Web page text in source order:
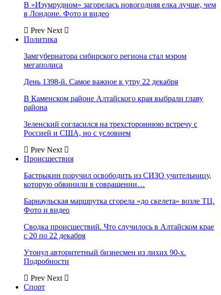
В «Изумрудном» загорелась новогодняя елка лучше, чем
в Лондоне. Фото и видео
Prev Next
Политика
Замгубернатора сибирского региона стал мэром
мегаполиса
День 1398-й. Самое важное к утру 22 декабря
В Каменском районе Алтайского края выбрали главу
района
Зеленский согласился на трехстороннюю встречу с
Россией и США, но с условием
Prev Next
Происшествия
Бастрыкин поручил освободить из СИЗО учительницу,
которую обвинили в совращении…
Барнаульская маршрутка сгорела «до скелета» возле ТЦ.
Фото и видео
Сводка происшествий. Что случилось в Алтайском крае
с 20 по 22 декабря
Утонул авторитетный бизнесмен из лихих 90-х.
Подробности
Prev Next
Спорт